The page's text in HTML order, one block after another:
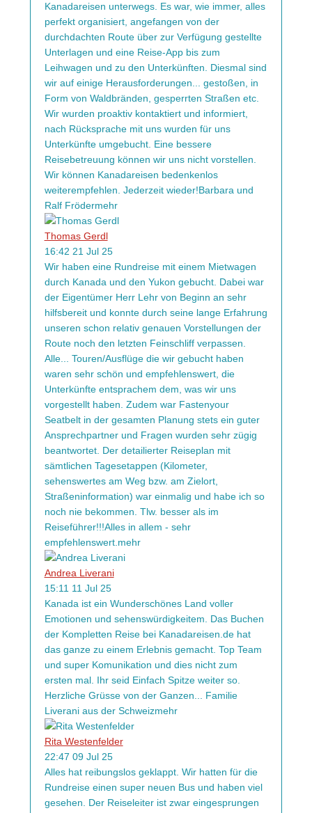
Kanadareisen unterwegs. Es war, wie immer, alles
perfekt organisiert, angefangen von der
durchdachten Route über zur Verfügung gestellte
Unterlagen und eine Reise-App bis zum
Leihwagen und zu den Unterkünften. Diesmal sind
wir auf einige Herausforderungen... gestoßen, in
Form von Waldbränden, gesperrten Straßen etc.
Wir wurden proaktiv kontaktiert und informiert,
nach Rücksprache mit uns wurden für uns
Unterkünfte umgebucht. Eine bessere
Reisebetreuung können wir uns nicht vorstellen.
Wir können Kanadareisen bedenkenlos
weiterempfehlen. Jederzeit wieder!Barbara und
Ralf Frödermehr
Thomas Gerdl
16:42 21 Jul 25
Wir haben eine Rundreise mit einem Mietwagen
durch Kanada und den Yukon gebucht. Dabei war
der Eigentümer Herr Lehr von Beginn an sehr
hilfsbereit und konnte durch seine lange Erfahrung
unseren schon relativ genauen Vorstellungen der
Route noch den letzten Feinschliff verpassen.
Alle... Touren/Ausflüge die wir gebucht haben
waren sehr schön und empfehlenswert, die
Unterkünfte entsprachem dem, was wir uns
vorgestellt haben. Zudem war Fastenyour
Seatbelt in der gesamten Planung stets ein guter
Ansprechpartner und Fragen wurden sehr zügig
beantwortet. Der detailierter Reiseplan mit
sämtlichen Tagesetappen (Kilometer,
sehenswertes am Weg bzw. am Zielort,
Straßeninformation) war einmalig und habe ich so
noch nie bekommen. Tlw. besser als im
Reiseführer!!!Alles in allem - sehr
empfehlenswert.mehr
Andrea Liverani
15:11 11 Jul 25
Kanada ist ein Wunderschönes Land voller
Emotionen und sehenswürdigkeitem. Das Buchen
der Kompletten Reise bei Kanadareisen.de hat
das ganze zu einem Erlebnis gemacht. Top Team
und super Komunikation und dies nicht zum
ersten mal. Ihr seid Einfach Spitze weiter so.
Herzliche Grüsse von der Ganzen... Familie
Liverani aus der Schweizmehr
Rita Westenfelder
22:47 09 Jul 25
Alles hat reibungslos geklappt. Wir hatten für die
Rundreise einen super neuen Bus und haben viel
gesehen. Der Reiseleiter ist zwar eingesprungen